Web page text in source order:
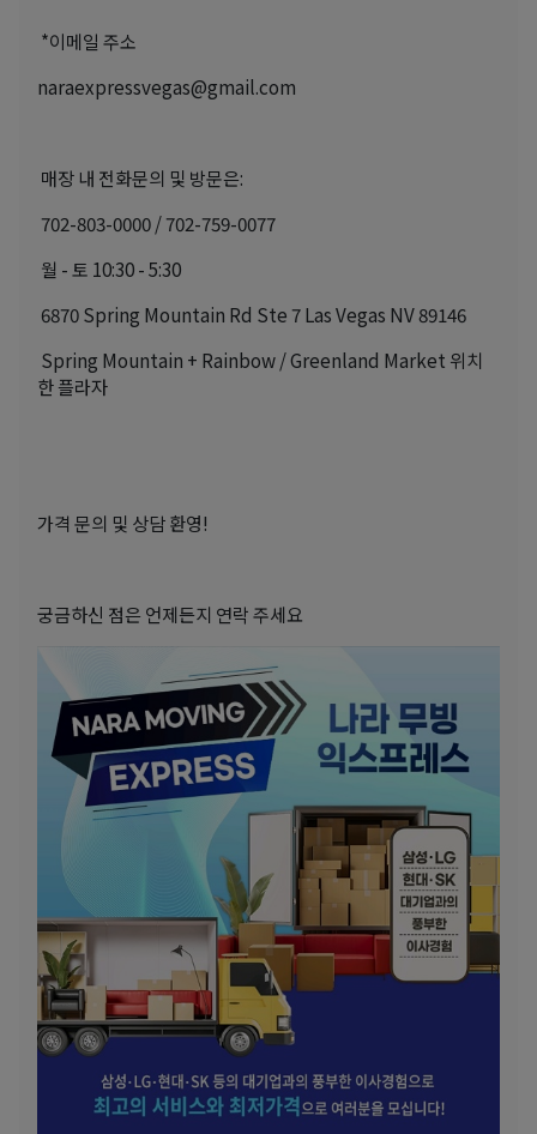
*이메일 주소
naraexpressvegas@gmail.com
매장 내 전화문의 및 방문은:
702-803-0000 / 702-759-0077
월 - 토 10:30 - 5:30
6870 Spring Mountain Rd Ste 7 Las Vegas NV 89146
Spring Mountain + Rainbow / Greenland Market 위치
한 플라자
가격 문의 및 상담 환영!
궁금하신 점은 언제든지 연락 주세요